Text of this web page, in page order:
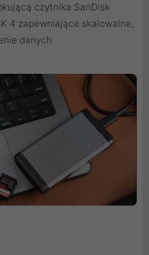
czytnika SanDisk
4 zapewniające skalowalne,
danych